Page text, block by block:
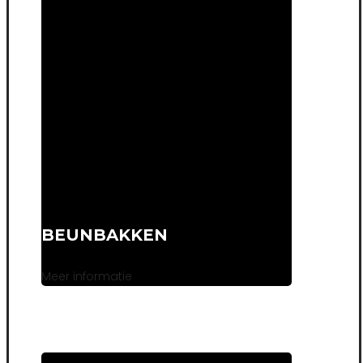
BEUNBAKKEN
Meer informatie